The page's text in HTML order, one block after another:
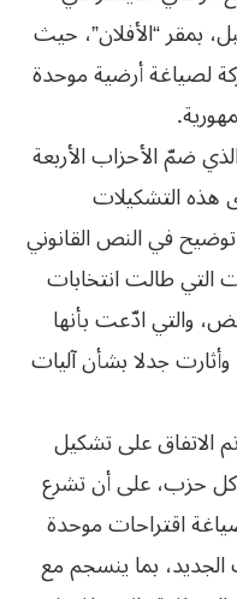
بمقر “الأفلان”، حيث
لصياغة أرضية موحدة
ضمّ الأحزاب الأربعة
هذه التشكيلات
في النص القانوني
التي طالت انتخابات
والتي ادّعت بأنها
جدلا بشأن آليات
الاتفاق على تشكيل
كل حزب، على أن تشرع
اقتراحات موحدة
بما ينسجم مع